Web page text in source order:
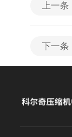
上一条
下一条